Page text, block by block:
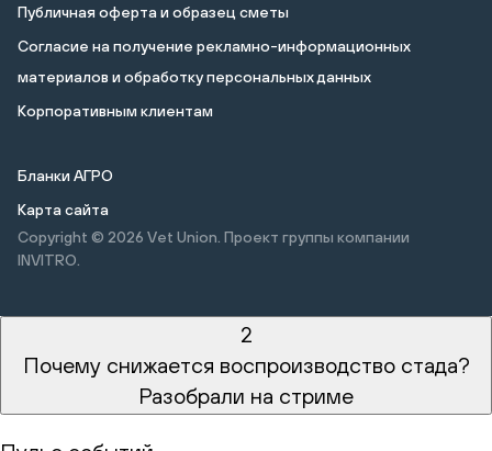
Публичная оферта и образец сметы
Cогласие на получение рекламно-информационных
материалов и обработку персональных данных
Корпоративным клиентам
Бланки АГРО
Карта сайта
Copyright © 2026 Vet Union. Проект группы компании
INVITRO.
2
Почему снижается воспроизводство стада?
Разобрали на стриме